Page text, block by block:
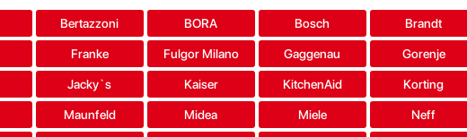
Bertazzoni BORA Bosch Brandt
Franke Fulgor Milano Gaggenau Gorenje
Jacky`s Kaiser KitchenAid Korting
Maunfeld Midea Miele Neff